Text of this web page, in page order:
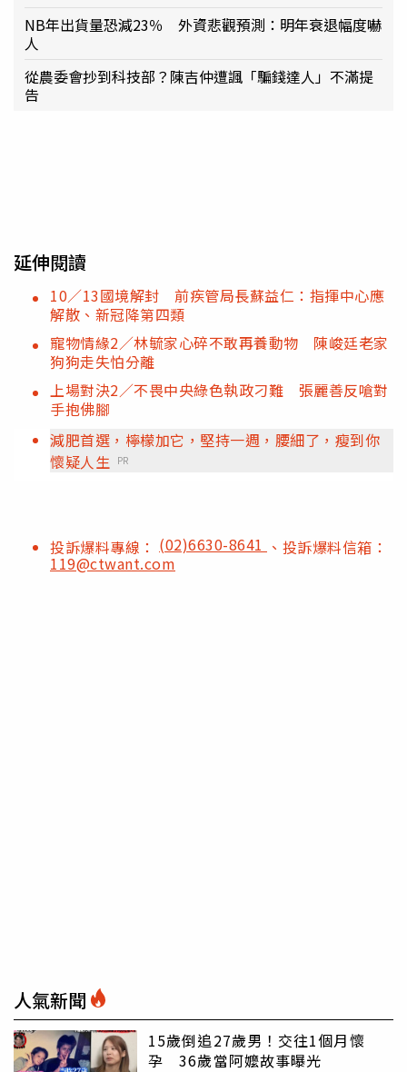
NB年出貨量恐減23％ 外資悲觀預測：明年衰退幅度嚇
人
從農委會抄到科技部？陳吉仲遭諷「騙錢達人」不滿提
告
延伸閱讀
10／13國境解封 前疾管局長蘇益仁：指揮中心應
解散、新冠降第四類
寵物情緣2／林毓家心碎不敢再養動物 陳峻廷老家
狗狗走失怕分離
上場對決2／不畏中央綠色執政刁難 張麗善反嗆對
手抱佛腳
減肥首選，檸檬加它，堅持一週，腰細了，瘦到你
懷疑人生
PR
投訴爆料專線： (02)6630-8641 、投訴爆料信箱：
119@ctwant.com
人氣新聞
15歲倒追27歲男！交往1個月懷
孕 36歲當阿嬤故事曝光